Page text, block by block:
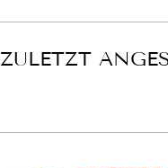
ZULETZT